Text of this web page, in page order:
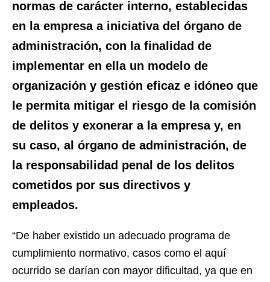
normas de carácter interno, establecidas
en la empresa a iniciativa del órgano de
administración, con la finalidad de
implementar en ella un modelo de
organización y gestión eficaz e idóneo que
le permita mitigar el riesgo de la comisión
de delitos y exonerar a la empresa y, en
su caso, al órgano de administración, de
la responsabilidad penal de los delitos
cometidos por sus directivos y
empleados.
“De haber existido un adecuado programa de
cumplimiento normativo, casos como el aquí
ocurrido se darían con mayor dificultad, ya que en